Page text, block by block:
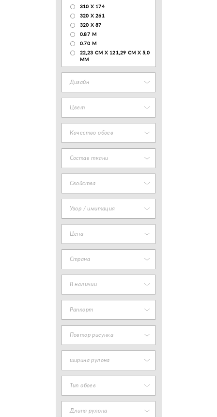
310 X 174
320 X 261
320 X 87
0.87 M
0.70 M
22,23 CM X 121,29 CM X 5,0
MM
Дизайн
Цвет
Качество обоев
Состав ткани
Свойства
Узор / имитация
Цена
Страна
В наличии
Раппорт
Повтор рисунка
ширина рулона
Тип обоев
Длина рулона